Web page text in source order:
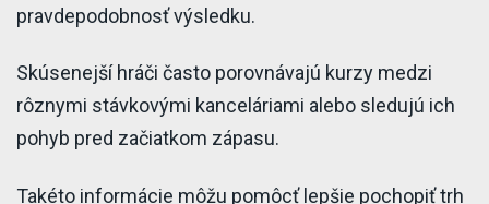
pravdepodobnosť výsledku.
Skúsenejší hráči často porovnávajú kurzy medzi
rôznymi stávkovými kanceláriami alebo sledujú ich
pohyb pred začiatkom zápasu.
Takéto informácie môžu pomôcť lepšie pochopiť trh